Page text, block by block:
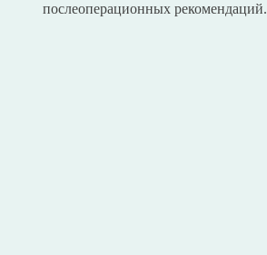
послеоперационных рекомендаций.